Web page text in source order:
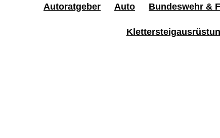
Autoratgeber Auto Bundeswehr &